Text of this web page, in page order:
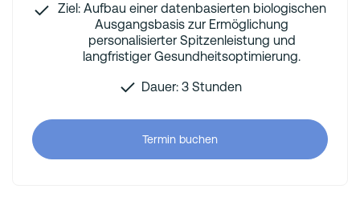
Ziel: Aufbau einer datenbasierten biologischen
Ausgangsbasis zur Ermöglichung
personalisierter Spitzenleistung und
langfristiger Gesundheitsoptimierung.
Dauer: 3 Stunden
Termin buchen